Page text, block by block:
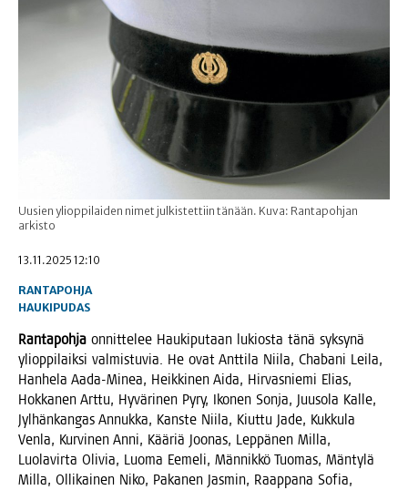
Uusien ylioppilaiden nimet julkistettiin tänään. Kuva: Rantapohjan
arkisto
13.11.2025 12:10
RANTAPOHJA
HAUKIPUDAS
Ran­ta­poh­ja onnit­te­lee Hau­ki­pu­taan lukios­ta tänä syk­sy­nä
yli­op­pi­laik­si val­mis­tu­via. He ovat Ant­ti­la Nii­la, Cha­ba­ni Lei­la,
Han­he­la Aada-Minea, Heik­ki­nen Aida, Hir­vas­nie­mi Elias,
Hok­ka­nen Art­tu, Hyvä­ri­nen Pyry, Iko­nen Son­ja, Juuso­la Kal­le,
Jyl­hän­kan­gas Annuk­ka, Kans­te Nii­la, Kiut­tu Jade, Kuk­ku­la
Ven­la, Kur­vi­nen Anni, Kää­riä Joo­nas, Lep­pä­nen Mil­la,
Luo­la­vir­ta Oli­via, Luo­ma Eeme­li, Män­nik­kö Tuo­mas, Män­ty­lä
Mil­la, Olli­kai­nen Niko, Paka­nen Jas­min, Raap­pa­na Sofia,